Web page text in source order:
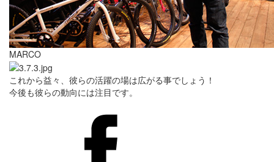
MARCO
これから益々、彼らの活躍の場は広がる事でしょう！
今後も彼らの動向には注目です。